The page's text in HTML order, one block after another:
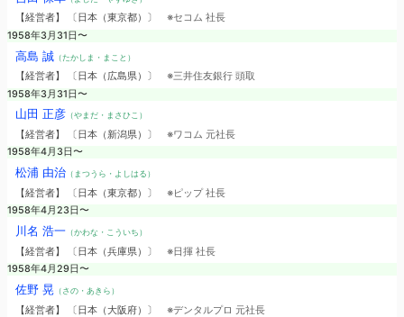
【経営者】 〔日本（東京都）〕 ※セコム 社長
1958年3月31日〜
高島 誠（たかしま・まこと）
【経営者】 〔日本（広島県）〕 ※三井住友銀行 頭取
1958年3月31日〜
山田 正彦（やまだ・まさひこ）
【経営者】 〔日本（新潟県）〕 ※ワコム 元社長
1958年4月3日〜
松浦 由治（まつうら・よしはる）
【経営者】 〔日本（東京都）〕 ※ピップ 社長
1958年4月23日〜
川名 浩一（かわな・こういち）
【経営者】 〔日本（兵庫県）〕 ※日揮 社長
1958年4月29日〜
佐野 晃 （さの・あきら）
【経営者】 〔日本（大阪府）〕 ※デンタルプロ 元社長